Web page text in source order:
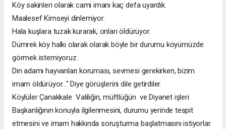
Köy sakinleri olarak cami imanı kaç defa uyardık.
Maalesef Kimseyi dinlemiyor.
Hala kuşlara tuzak kurarak, onları öldürüyor.
Dümrek köy halkı olarak olarak böyle bir durumu köyümüzde
görmek istemiyoruz.
Din adamı hayvanları koruması, sevmesi gerekirken, bizim
imam öldürüyor..." Diye görüşlerini dile getirdiler.
Köylüler Çanakkale Valiliğin, müftlüğün ve Diyanet işleri
Başkanlığının konuyla ilgilenmesini, durumu yerinde tespit
etmesini ve imam hakkında soruşturma başlatmasını istiyorlar.